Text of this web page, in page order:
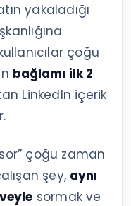
yakaladığı
çoğu
bağlamı ilk 2
LinkedIn içerik
çoğu zaman
şey, aynı
sormak ve